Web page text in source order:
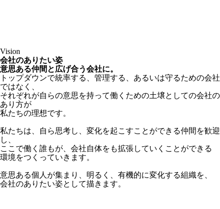
Vision
会社のありたい姿
意思ある仲間と広げ合う会社に。
トップダウンで統率する、管理する、あるいは守るための会社
ではなく、
それぞれが自らの意思を持って働くための土壌としての会社の
あり方が
私たちの理想です。
私たちは、自ら思考し、変化を起こすことができる仲間を歓迎
し、
ここで働く誰もが、会社自体をも拡張していくことができる
環境をつくっていきます。
意思ある個人が集まり、明るく、有機的に変化する組織を、
会社のありたい姿として描きます。